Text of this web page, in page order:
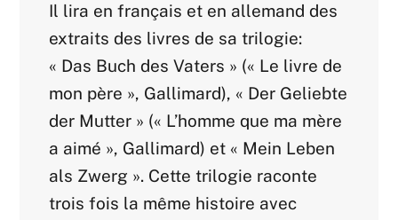
Il lira en français et en allemand des
extraits des livres de sa trilogie:
« Das Buch des Vaters » (« Le livre de
mon père », Gallimard), « Der Geliebte
der Mutter » (« L’homme que ma mère
a aimé », Gallimard) et « Mein Leben
als Zwerg ». Cette trilogie raconte
trois fois la même histoire avec